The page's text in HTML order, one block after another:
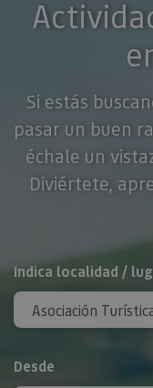
Si estás
pasar un buen
échale un
Diviértete,
BUSCAR
Indica localidad /
Desde